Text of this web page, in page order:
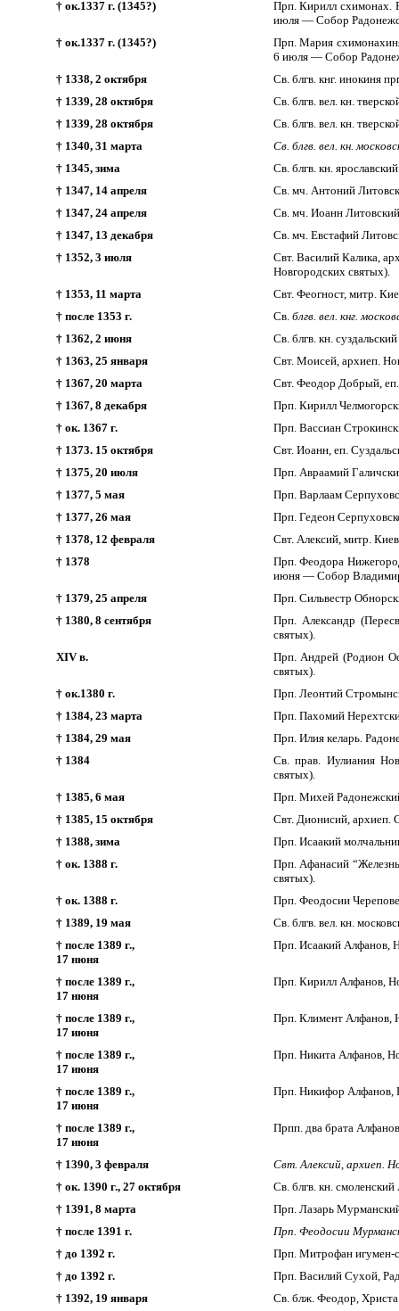
† ок.1337 г. (1345?)
Прп. Кирилл схимонах.
июля — Собор
† ок.1337 г. (1345?)
Прп. Мария
6 июля — Собор
† 1338, 2 октября
Св. блгв. кнг. инокиня
† 1339, 28 октября
Св. блгв. вел. кн.
† 1339, 28 октября
Св. блгв. вел. кн.
† 1340, 31 марта
Св. блгв. вел. кн.
† 1345, зима
Св. блгв. кн.
† 1347, 14 апреля
Св. мч. Антоний
† 1347, 24 апреля
Св. мч. Иоанн
† 1347, 13 декабря
Св. мч. Евстафий
† 1352, 3 июля
Свт. Василий Калика,
Новгородских святых).
† 1353, 11 марта
Свт. Феогност, митр.
† после 1353 г.
Св. блгв. вел. кнг.
† 1362, 2 июня
Св. блгв. кн.
† 1363, 25 января
Свт. Моисей, архиеп.
† 1367, 20 марта
Свт. Феодор Добрый,
† 1367, 8 декабря
Прп. Кирилл
† ок. 1367 г.
Прп. Вассиан
† 1373. 15 октября
Свт. Иоанн, еп.
† 1375, 20 июля
Прп. Авраамий
† 1377, 5 мая
Прп. Варлаам
† 1377, 26 мая
Прп. Гедеон
† 1378, 12 февраля
Свт. Алексий, митр.
† 1378
Прп. Феодора
июня — Собор
† 1379, 25 апреля
Прп. Сильвестр
† 1380, 8 сентября
Прп. Александр
святых).
XIV в.
Прп. Андрей (Родион
святых).
† ок.1380 г.
Прп. Леонтий
† 1384, 23 марта
Прп. Пахомий
† 1384, 29 мая
Прп. Илия келарь.
† 1384
Св. прав. Иулиания
святых).
† 1385, 6 мая
Прп. Михей
† 1385, 15 октября
Свт. Дионисий, архиеп.
† 1388, зима
Прп. Исаакий
† ок. 1388 г.
Прп. Афанасий
святых).
† ок. 1388 г.
Прп. Феодосии
† 1389, 19 мая
Св. блгв. вел. кн.
† после 1389 г.,
17 нюня
Прп. Исаакий Алфанов,
† после 1389 г.,
17 нюня
Прп. Кирилл Алфанов,
† после 1389 г.,
17 июня
Прп. Климент Алфанов,
† после 1389 г.,
17 июня
Прп. Никита Алфанов,
† после 1389 г.,
17 июня
Прп. Никифор Алфанов,
† после 1389 г.,
17 июня
Прпп. два брата
† 1390, 3 февраля
Свт. Алексий, архиеп.
† ок. 1390 г., 27 октября
Св. блгв. кн.
† 1391, 8 марта
Прп. Лазарь
† после 1391 г.
Прп. Феодосии
† до 1392 г.
Прп. Митрофан игумен-
† до 1392 г.
Прп. Василий Сухой,
† 1392, 19 января
Св. блж. Феодор,